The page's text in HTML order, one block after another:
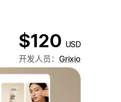
$120 USD
开发人员： Grixio